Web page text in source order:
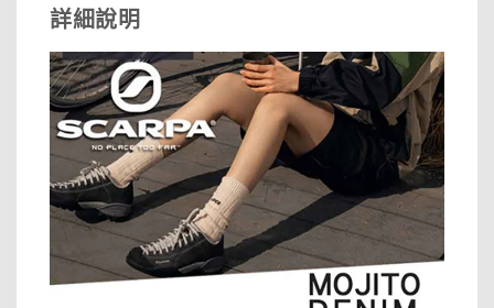
詳細說明